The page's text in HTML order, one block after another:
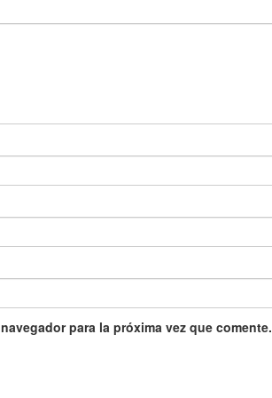
para la próxima vez que comente.